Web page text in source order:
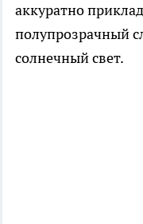
аккуратно
полупрозрачный
солнечный свет.